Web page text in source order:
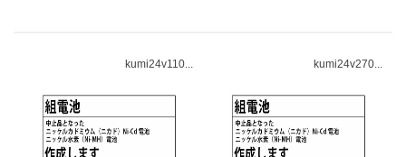
kumi24v110... kumi24v270...